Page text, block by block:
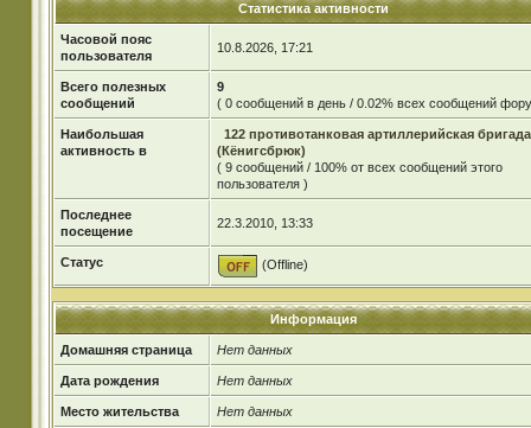
Статистика активности
Часовой пояс
пользователя
10.8.2026, 17:21
Всего полезных
сообщений
9
( 0 сообщений в день / 0.02% всех сообщений
Наибольшая
активность в
122 противотанковая артиллерийская бригада
(Кёнигсбрюк)
( 9 сообщений / 100% от всех сообщений этого
пользователя )
Последнее
посещение
22.3.2010, 13:33
Статус (Offline)
Информация
Домашняя страница Нет данных
Дата рождения Нет данных
Место жительства Нет данных